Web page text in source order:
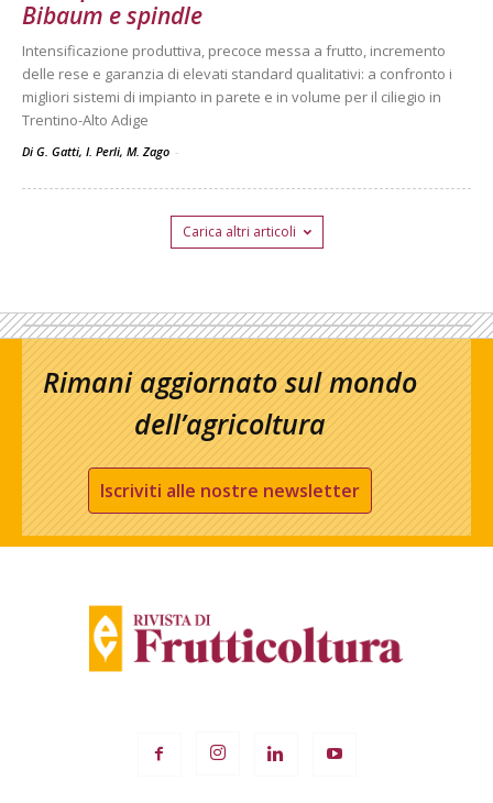
Bibaum e spindle
Intensificazione produttiva, precoce messa a frutto, incremento
delle rese e garanzia di elevati standard qualitativi: a confronto i
migliori sistemi di impianto in parete e in volume per il ciliegio in
Trentino-Alto Adige
Di G. Gatti, I. Perli, M. Zago -
Carica altri articoli
Rimani aggiornato sul mondo
dell’agricoltura
Iscriviti alle nostre newsletter